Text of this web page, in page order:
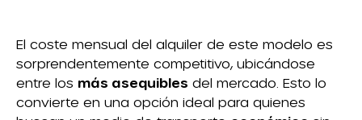
El coste mensual del alquiler de este modelo es
sorprendentemente competitivo, ubicándose
entre los más asequibles del mercado. Esto lo
convierte en una opción ideal para quienes